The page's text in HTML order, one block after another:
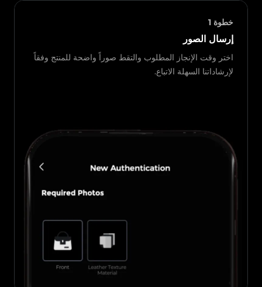
خطوة 1
إرسال الصور
اختر وقت الإنجاز المطلوب والتقط صوراً واضحة للمنتج وفقاً
لإرشاداتنا السهلة الاتباع.